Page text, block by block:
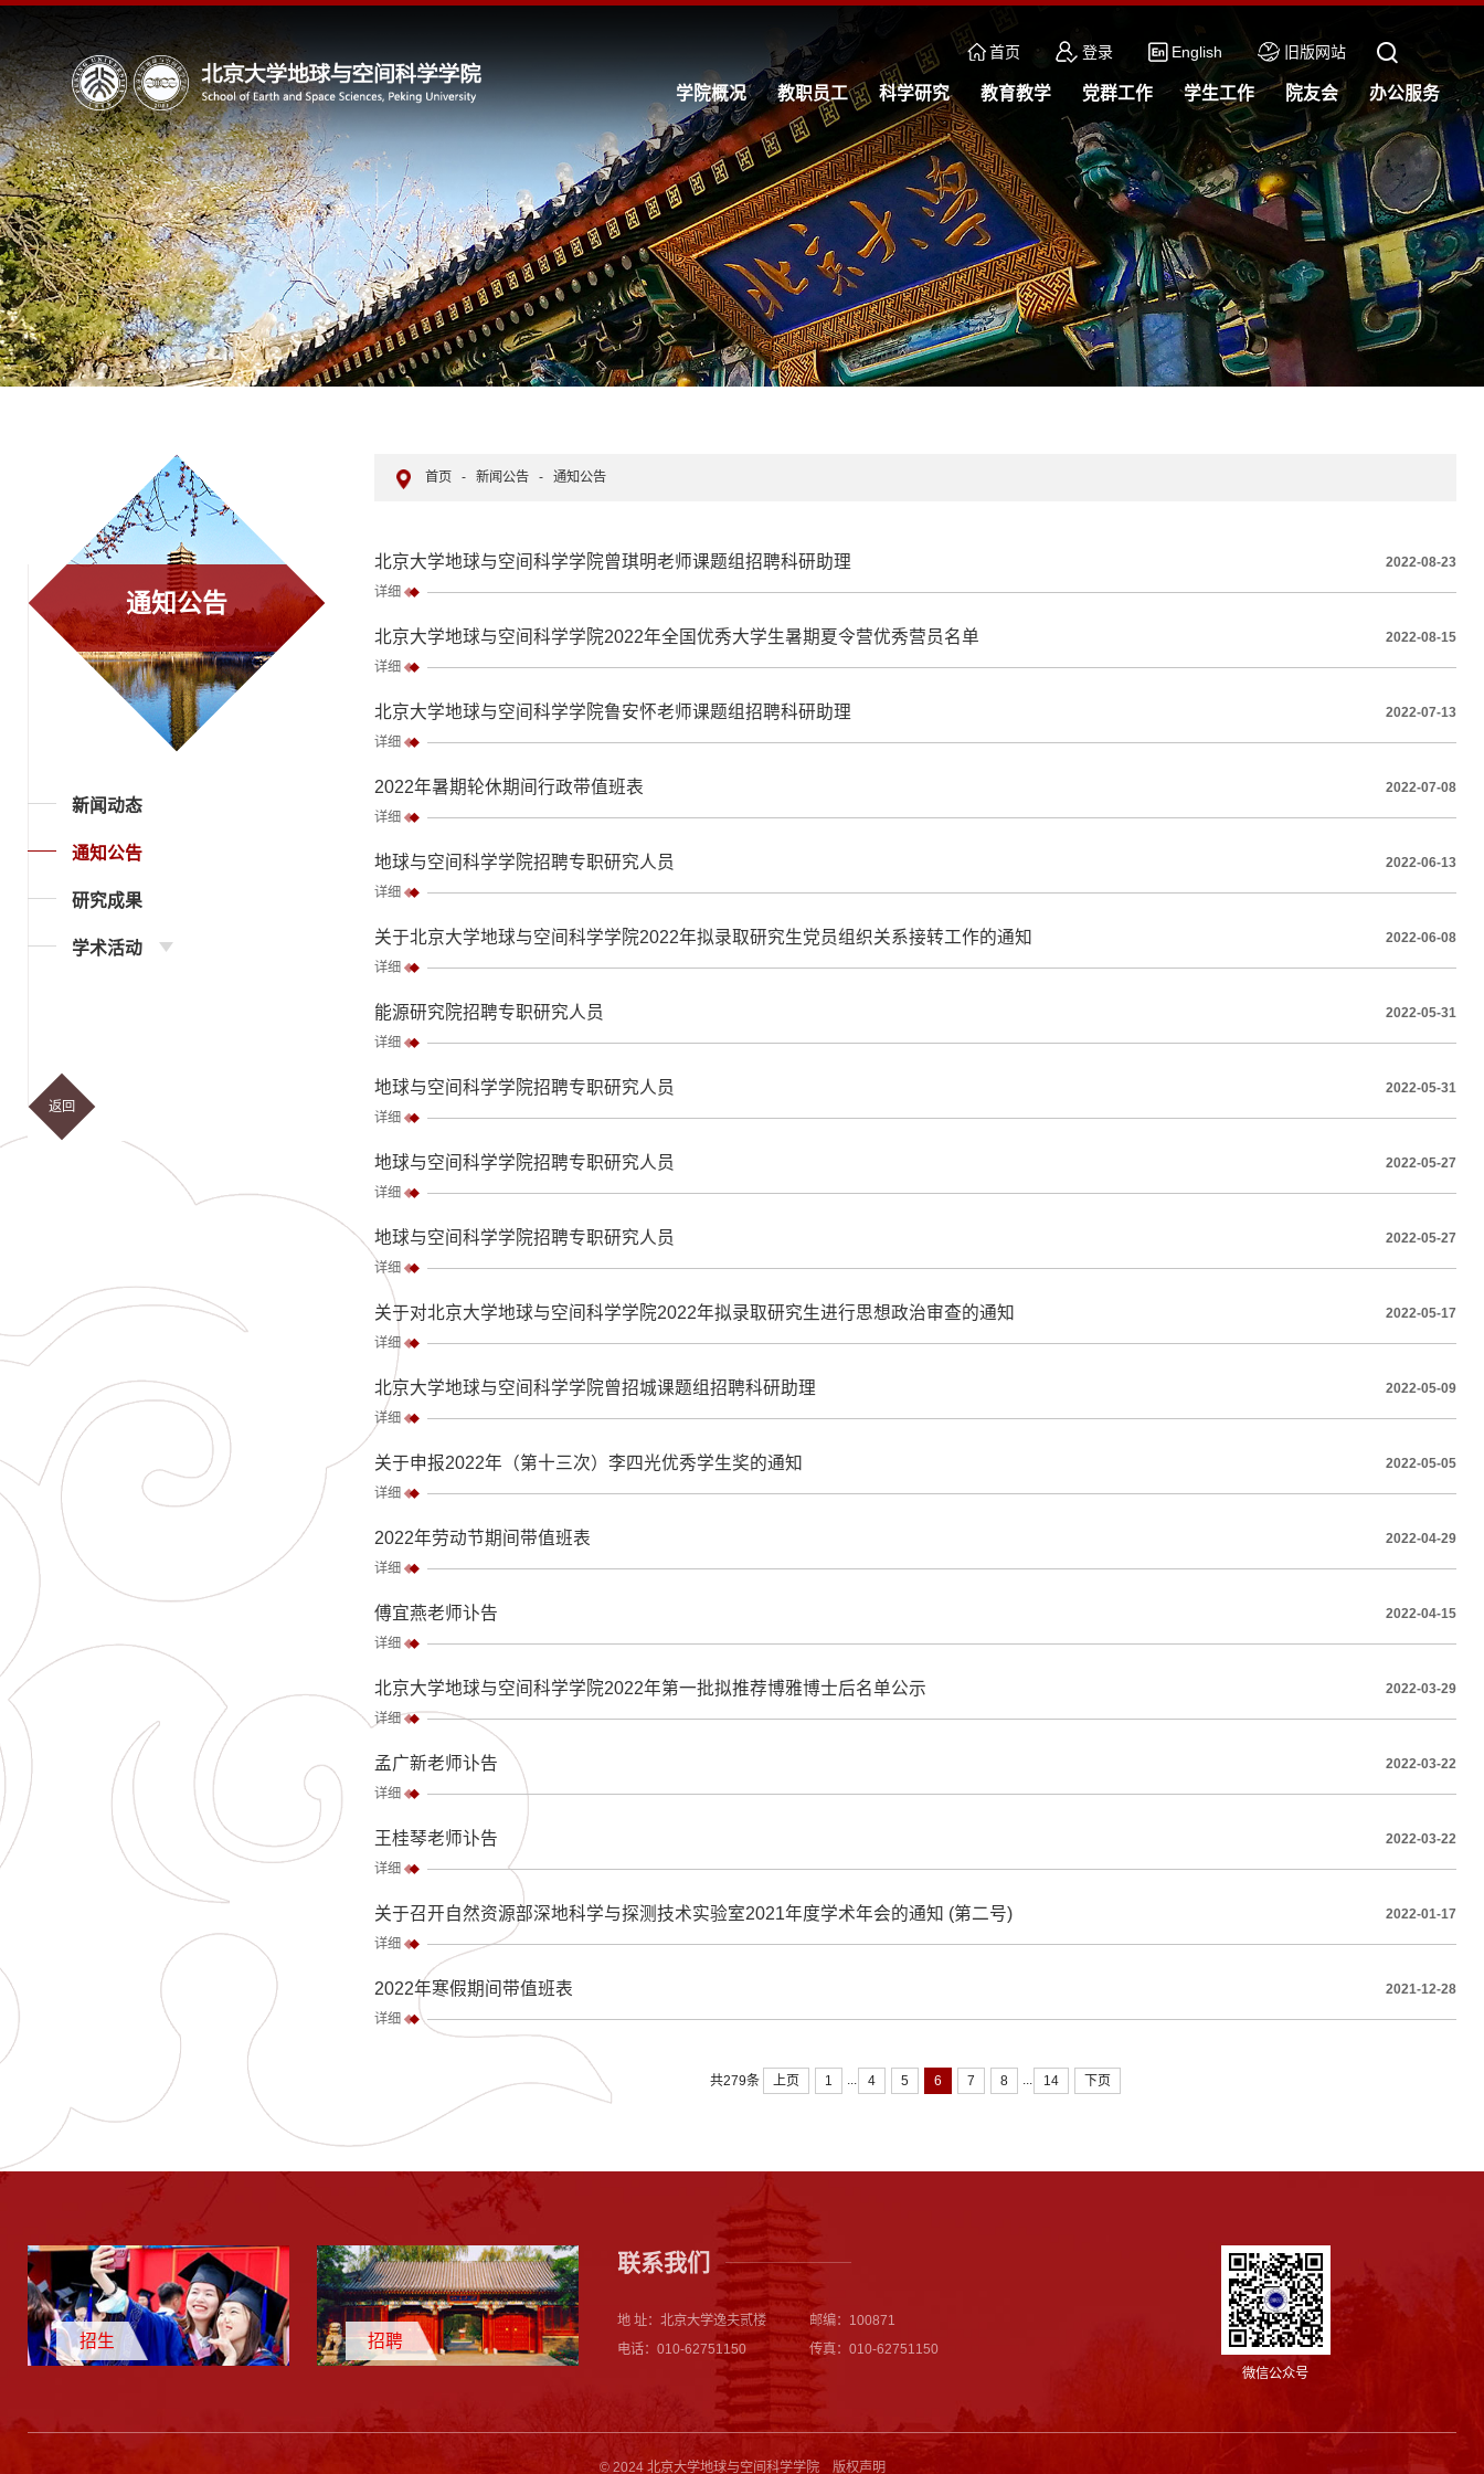
首页 登录 English 旧版网站
学院概况 教职员工 科学研究 教育教学 党群工作 学生工作 院友会 办公服务
通知公告
新闻动态
通知公告
研究成果
学术活动
返回
首页 - 新闻公告 - 通知公告
北京大学地球与空间科学学院曾琪明老师课题组招聘科研助理
2022-08-23
详细
北京大学地球与空间科学学院2022年全国优秀大学生暑期夏令营优秀营员名单
2022-08-15
详细
北京大学地球与空间科学学院鲁安怀老师课题组招聘科研助理
2022-07-13
详细
2022年暑期轮休期间行政带值班表
2022-07-08
详细
地球与空间科学学院招聘专职研究人员
2022-06-13
详细
关于北京大学地球与空间科学学院2022年拟录取研究生党员组织关系接转工作的通知
2022-06-08
详细
能源研究院招聘专职研究人员
2022-05-31
详细
地球与空间科学学院招聘专职研究人员
2022-05-31
详细
地球与空间科学学院招聘专职研究人员
2022-05-27
详细
地球与空间科学学院招聘专职研究人员
2022-05-27
详细
关于对北京大学地球与空间科学学院2022年拟录取研究生进行思想政治审查的通知
2022-05-17
详细
北京大学地球与空间科学学院曾招城课题组招聘科研助理
2022-05-09
详细
关于申报2022年（第十三次）李四光优秀学生奖的通知
2022-05-05
详细
2022年劳动节期间带值班表
2022-04-29
详细
傅宜燕老师讣告
2022-04-15
详细
北京大学地球与空间科学学院2022年第一批拟推荐博雅博士后名单公示
2022-03-29
详细
孟广新老师​讣告
2022-03-22
详细
王桂琴老师讣告
2022-03-22
详细
关于召开自然资源部深地科学与探测技术实验室2021年度学术年会的通知 (第二号)
2022-01-17
详细
2022年寒假期间带值班表
2021-12-28
详细
共279条 上页 1 ... 4 5 6 7 8 ... 14 下页
招生 招聘
联系我们
地 址：北京大学逸夫贰楼
邮编：100871
电话：010-62751150
传真：010-62751150
微信公众号
© 2024 北京大学地球与空间科学学院 版权声明